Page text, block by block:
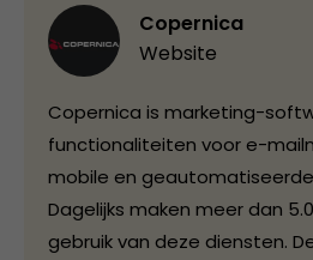
Copernica
Website
Copernica is marketing-
functionaliteiten voor e-
mobile en
Dagelijks maken meer dan
gebruik van deze diensten.